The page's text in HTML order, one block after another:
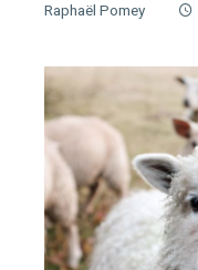
Raphaël Pomey